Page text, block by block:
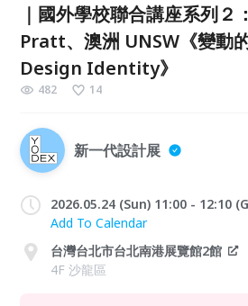
｜國外學校聯合講座系列２
Pratt、澳洲 UNSW《變動
Design Identity》
482 14
新一代設計展
2026.05.24 (Sun) 11:00 - 12:10
Add To Calendar
台灣台北市台北南港展覽館2館
4F 沙龍區